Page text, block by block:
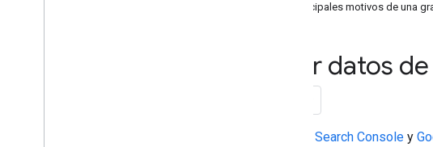
Principales motivos de una
Usar datos
Search Console y